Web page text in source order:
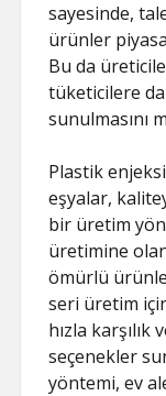
sayesinde,
ürünler
Bu da
tüketicilere
sunulmasını
Plastik
eşyalar,
bir üretim
üretimine
ömürlü
seri üretim
hızla karşılık
seçenekler
yöntemi, ev